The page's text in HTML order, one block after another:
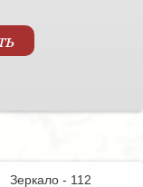
Зеркало - 112